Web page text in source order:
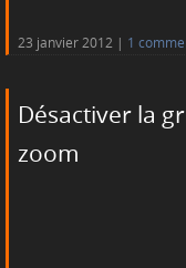
23 janvier 2012 1
Désactiver la
zoom